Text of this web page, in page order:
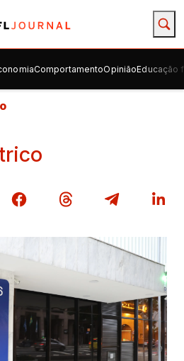
ComportamentoOpiniãoEducação